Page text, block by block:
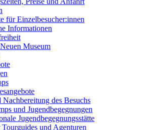
für Einzelbesucher:innen
Informationen
Museum
Nachbereitung des Besuchs
und Jugendbegegnungen
Jugendbegegnungsstätte
und Agenturen